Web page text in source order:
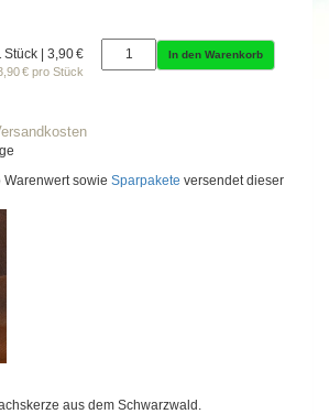
Stück | 3,90 €
€ pro Stück
In den Warenkorb
sowie Sparpakete versendet dieser
aus dem Schwarzwald.